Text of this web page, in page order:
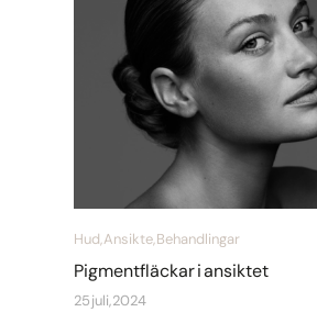
Hud, Ansikte, Behandlingar
Pigmentfläckar i ansiktet
25 juli, 2024